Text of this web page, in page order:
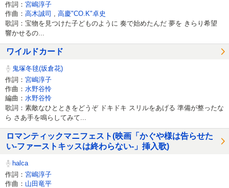
作詞： 宮嶋淳子
作曲： 高木誠司 高慶"CO.K"卓史
歌詞：宝物を見つけた子どものように 奏で始めたんだ 夢を きらり希望
響かせるの...
ワイルドカード
鬼塚冬毬(坂倉花)
作詞： 宮嶋淳子
作曲： 水野谷怜
編曲： 水野谷怜
歌詞：素敵なひとときをどうぞ ドキドキ スリルをあげる 準備が整ったな
ら さあ手を鳴らしてみて...
ロマンティックマニフェスト(映画「かぐや様は告らせた
い-ファーストキッスは終わらない-」挿入歌)
halca
作詞： 宮嶋淳子
作曲： 山田竜平